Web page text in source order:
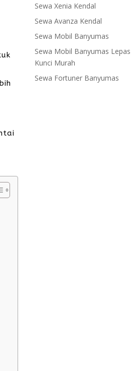
Sewa Xenia Kendal
Sewa Avanza Kendal
Sewa Mobil Banyumas
Sewa Mobil Banyumas Lepas
Kunci Murah
Sewa Fortuner Banyumas